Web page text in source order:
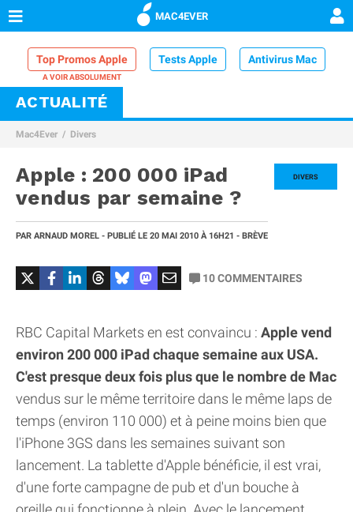
MAC4EVER
Top Promos Apple Tests Apple Antivirus Mac
VPN Mac
Comparatif iPhone
ACTUALITÉ
Mac4Ever Divers
DIVERS
Apple : 200 000 iPad
vendus par semaine ?
PAR ARNAUD MOREL - PUBLIÉ LE 20 MAI 2010 À 16H21 - BRÈVE
10COMMENTAIRES
RBC Capital Markets en est convaincu : Apple vend
environ 200 000 iPad chaque semaine aux USA.
C'est presque deux fois plus que le nombre de Mac
vendus sur le même territoire dans le même laps de
temps (environ 110 000) et à peine moins bien que
l'iPhone 3GS dans les semaines suivant son
lancement. La tablette d'Apple bénéficie, il est vrai,
d'une forte campagne de pub et d'un bouche à